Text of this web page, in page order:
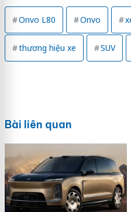
Onvo L80 Onvo
thương hiệu xe SUV
Bài liên quan